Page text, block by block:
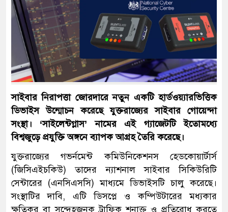
সাইবার নিরাপত্তা জোরদারে নতুন একটি হার্ডওয়্যারভিত্তিক
ডিভাইস উন্মোচন করেছে যুক্তরাজ্যের সাইবার গোয়েন্দা
সংস্থা। ‘সাইলেন্টগ্লাস’ নামের এই গ্যাজেটটি ইতোমধ্যে
বিশ্বজুড়ে প্রযুক্তি অঙ্গনে ব্যাপক আগ্রহ তৈরি করেছে।
যুক্তরাজ্যের গভর্নমেন্ট কমিউনিকেশনস হেডকোয়ার্টার্স
(জিসিএইচকিউ) তাদের ন্যাশনাল সাইবার সিকিউরিটি
সেন্টারের (এনসিএসসি) মাধ্যমে ডিভাইসটি চালু করেছে।
সংস্থাটির দাবি, এটি ডিসপ্লে ও কম্পিউটারের মধ্যকার
ক্ষতিকর বা সন্দেহজনক ট্রাফিক শনাক্ত ও প্রতিরোধ করতে